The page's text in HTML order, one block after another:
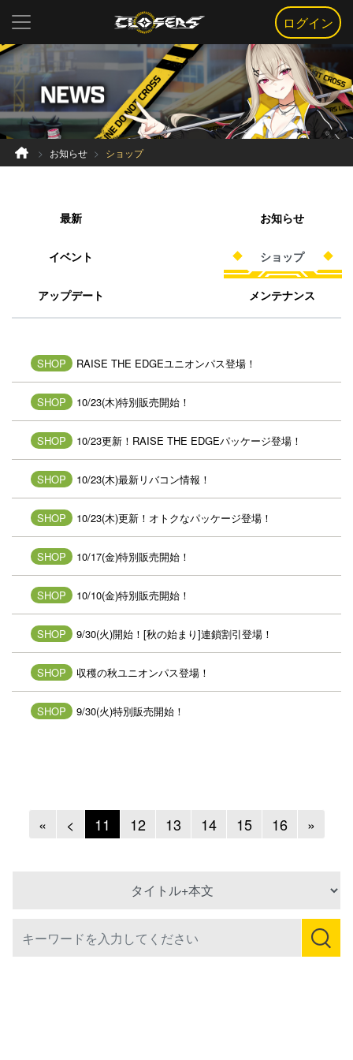
ログイン
お知らせ ショップ
最新 お知らせ
イベント ショップ
アップデート メンテナンス
SHOP RAISE THE EDGEユニオンパス登場！
SHOP 10/23(木)特別販売開始！
SHOP 10/23更新！RAISE THE EDGEパッケージ登場！
SHOP 10/23(木)最新リバコン情報！
SHOP 10/23(木)更新！オトクなパッケージ登場！
SHOP 10/17(金)特別販売開始！
SHOP 10/10(金)特別販売開始！
SHOP 9/30(火)開始！[秋の始まり]連鎖割引登場！
SHOP 収穫の秋ユニオンパス登場！
SHOP 9/30(火)特別販売開始！
«Previous
< Previous
11 12 13 14 15 16 »